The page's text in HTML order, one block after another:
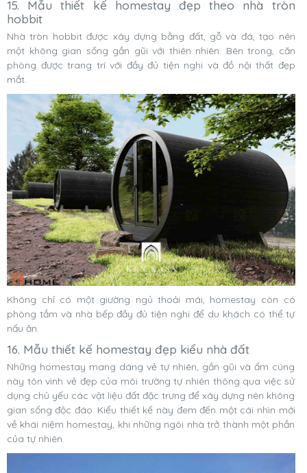
15. Mẫu thiết kế homestay đẹp theo nhà tròn
hobbit
Nhà tròn hobbit được xây dựng bằng đất, gỗ và đá, tạo nên
một không gian sống gần gũi với thiên nhiên. Bên trong, căn
phòng được trang trí với đầy đủ tiện nghi và đồ nội thất đẹp
mắt.
Không chỉ có một giường ngủ thoải mái, homestay còn có
phòng tắm và nhà bếp đầy đủ tiện nghi để du khách có thể tự
nấu ăn.
16. Mẫu thiết kế homestay đẹp kiểu nhà đất
Những homestay mang dáng vẻ tự nhiên, gần gũi và ấm cúng
này tôn vinh vẻ đẹp của môi trường tự nhiên thông qua việc sử
dụng chủ yếu các vật liệu đất đặc trưng để xây dựng nên không
gian sống độc đáo. Kiểu thiết kế này đem đến một cái nhìn mới
về khái niệm homestay, khi những ngôi nhà trở thành một phần
của tự nhiên.